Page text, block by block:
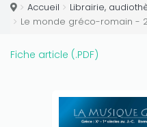
Accueil
Librairie,
Le monde gréco-romain -
Fiche article (.PDF)